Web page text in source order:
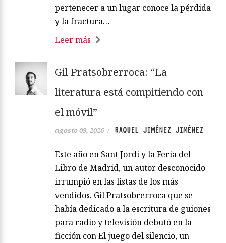
pertenecer a un lugar conoce la pérdida
y la fractura…
Leer más
Gil Pratsobrerroca: “La
literatura está compitiendo con
el móvil”
agosto 09, 2026 / RAQUEL JIMÉNEZ JIMÉNEZ
Este año en Sant Jordi y la Feria del
Libro de Madrid, un autor desconocido
irrumpió en las listas de los más
vendidos. Gil Pratsobrerroca que se
había dedicado a la escritura de guiones
para radio y televisión debutó en la
ficción con El juego del silencio, un